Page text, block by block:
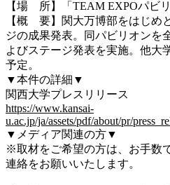
【場 所】「TEAM EXPOパ
【概 要】関大万博部をはじめ
ジの成果発表。同パビリオンを
よびステージ発表を実施。他大
予定。
▼本件の詳細▼
関西大学プレスリリース
https://www.kansai-
u.ac.jp/ja/assets/pdf/about/pr/
▼メディア関連の方▼
※取材をご希望の方は、お手数
連絡をお願いいたします。